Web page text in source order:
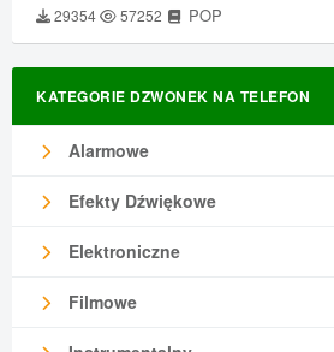
29354 57252 POP
KATEGORIE DZWONEK NA TELEFON
Alarmowe
Efekty Dźwiękowe
Elektroniczne
Filmowe